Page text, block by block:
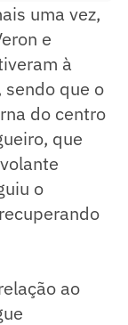
uma vez,
e
à
que o
do centro
que
o
ao